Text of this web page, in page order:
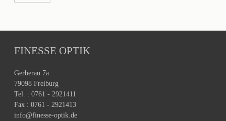
FINESSE OPTIK
Gerberau 7a
79098 Freiburg
Tel. : 0761 - 2921411
Fax : 0761 - 2921413
info@finesse-optik.de